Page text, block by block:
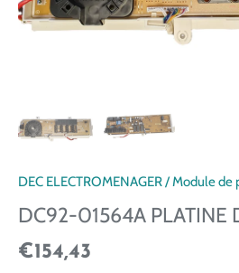
DEC ELECTROMENAGER/Module de
DC92-01564A PLATINE
€154,43